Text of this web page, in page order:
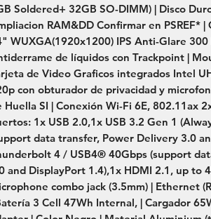
Soldered+ 32GB SO-DIMM) | Disco
RAM&DD Confirmar en PSREF*
WUXGA(1920x1200) IPS Anti-Glare 300
de líquidos con Trackpoint |
de Video Graficos integrados Intel
con obturador de privacidad y
Huella SI | Conexión Wi-Fi 6E, 802.11ax
1x USB 2.0,1x USB 3.2 Gen 1
data transfer, Power Delivery 3.0
4 / USB4® 40Gbps (support
and DisplayPort 1.4),1x HDMI 2.1, up to
combo jack (3.5mm) | Ethernet
3 Cell 47Wh Internal, | Cargador